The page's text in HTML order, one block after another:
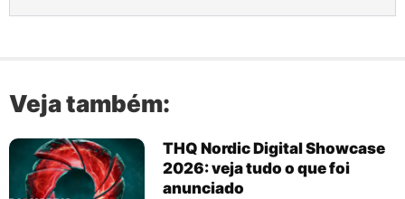
Veja também:
THQ Nordic Digital Showcase
2026: veja tudo o que foi
anunciado